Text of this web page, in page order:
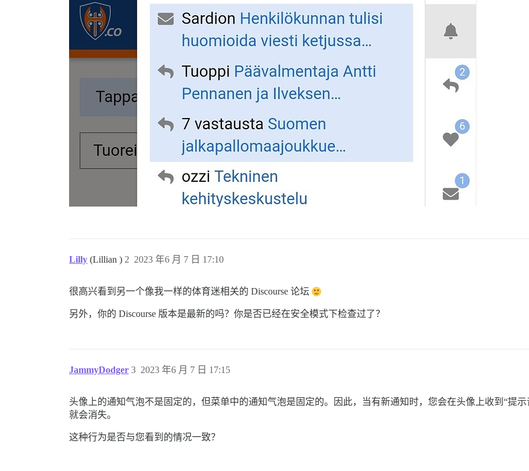
Lilly (Lillian ) 2023 年6 月 7 日 17:10
2
很高兴看到另一个像我一样的体育迷相关的 Discourse 论坛
另外，你的 Discourse 版本是最新的吗？你是否已经在安全模式下检查过了？
JammyDodger 2023 年6 月 7 日 17:15
3
头像上的通知气泡不是固定的，但菜单中的通知气泡是固定的。因此，当有新通知时，您会在头像上收到“提
就会消失。
这种行为是否与您看到的情况一致？